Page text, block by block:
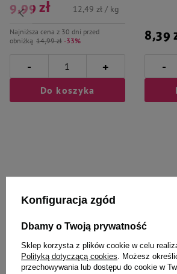
Najniższa cena z 30 dni przed
obniżką 14,99 zł -33%
9,99 zł 12,49 zł / kg
- +
Do koszyka
8,39
-
Ciebie i Twojego
Karma mokra dla psa Luger's
Karma
Konfiguracja zgód
Dbamy o Twoją prywatność
Sklep korzysta z plików cookie w celu
Polityką dotyczącą cookies . Możesz
przechowywania lub dostępu do cookie w